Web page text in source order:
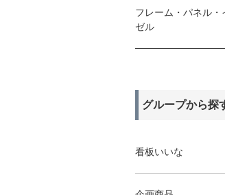
フレーム・パネル・
ゼル
グループから探
看板いいな